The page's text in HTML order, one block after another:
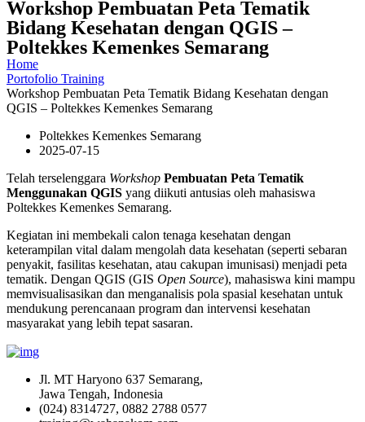
Workshop Pembuatan Peta Tematik
Bidang Kesehatan dengan QGIS –
Poltekkes Kemenkes Semarang
Home
Portofolio Training
Workshop Pembuatan Peta Tematik Bidang Kesehatan dengan
QGIS – Poltekkes Kemenkes Semarang
Poltekkes Kemenkes Semarang
2025-07-15
Telah terselenggara Workshop Pembuatan Peta Tematik
Menggunakan QGIS yang diikuti antusias oleh mahasiswa
Poltekkes Kemenkes Semarang.
Kegiatan ini membekali calon tenaga kesehatan dengan
keterampilan vital dalam mengolah data kesehatan (seperti sebaran
penyakit, fasilitas kesehatan, atau cakupan imunisasi) menjadi peta
tematik. Dengan QGIS (GIS Open Source), mahasiswa kini mampu
memvisualisasikan dan menganalisis pola spasial kesehatan untuk
mendukung perencanaan program dan intervensi kesehatan
masyarakat yang lebih tepat sasaran.
Jl. MT Haryono 637 Semarang,
Jawa Tengah, Indonesia
(024) 8314727, 0882 2788 0577